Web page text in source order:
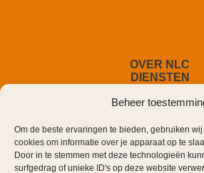
Beheer
Om de beste ervaringen te bieden, gebruiken
cookies om informatie over je apparaat op te
Door in te stemmen met deze technologieën
surfgedrag of unieke ID's op deze website
OVER NLC
DIENSTEN
BLOG